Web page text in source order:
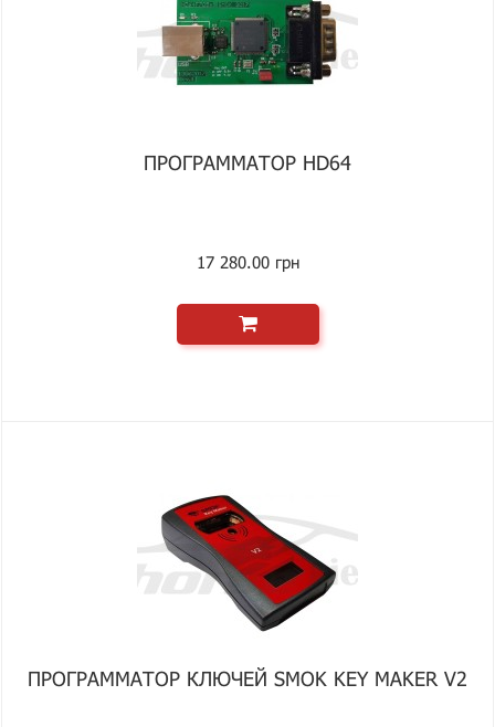
ПРОГРАММАТОР HD64
17 280.00 грн
ПРОГРАММАТОР КЛЮЧЕЙ SMOK KEY MAKER V2